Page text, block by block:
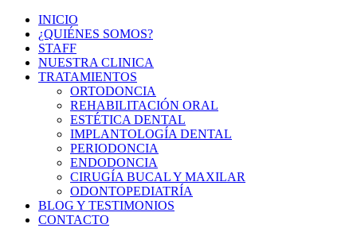
INICIO
¿QUIÉNES SOMOS?
STAFF
NUESTRA CLINICA
TRATAMIENTOS
ORTODONCIA
REHABILITACIÓN ORAL
ESTÉTICA DENTAL
IMPLANTOLOGÍA DENTAL
PERIODONCIA
ENDODONCIA
CIRUGÍA BUCAL Y MAXILAR
ODONTOPEDIATRÍA
BLOG Y TESTIMONIOS
CONTACTO